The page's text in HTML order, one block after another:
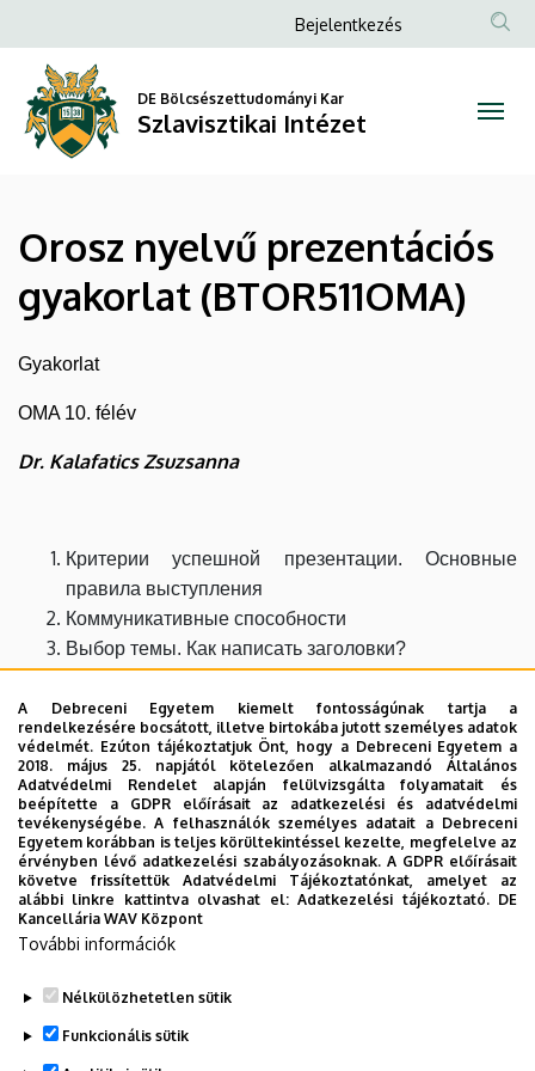
nyelvű
prezentációs
gyakorlat
(BTOR511OMA)
Szlavisztikai
Intézet
a
tartalomra
Anonim
fiók
menüje
Bejelentkezés
DE Bölcsészettudományi Kar
Szlavisztikai Intézet
Orosz nyelvű prezentációs
gyakorlat (BTOR511OMA)
Gyakorlat
OMA 10. félév
Dr. Kalafatics Zsuzsanna
Критерии успешной презентации. Основные
правила выступления
Коммуникативные способности
Выбор темы. Как написать заголовки?
внимания слушетелей.
Структура презентации. Создание слайд-шоу
Языковые средства
Подготовка к публичному выступлению
Коммуникация с аудиторией. Вопросы.
Эволючия презентатора
Презентация на уроках РКИ
Legutóbbi frissítés: 2025. 03. 02. 17:20
A Debreceni Egyetem kiemelt fontosságúnak tartja a
rendelkezésére bocsátott, illetve birtokába jutott személyes adatok
védelmét. Ezúton tájékoztatjuk Önt, hogy a Debreceni Egyetem a
2018. május 25. napjától kötelezően alkalmazandó Általános
Adatvédelmi Rendelet alapján felülvizsgálta folyamatait és
beépítette a GDPR előírásait az adatkezelési és adatvédelmi
tevékenységébe. A felhasználók személyes adatait a Debreceni
Egyetem korábban is teljes körültekintéssel kezelte, megfelelve az
érvényben lévő adatkezelési szabályozásoknak. A GDPR előírásait
követve frissítettük Adatvédelmi Tájékoztatónkat, amelyet az
alábbi linkre kattintva olvashat el:Adatkezelési tájékoztató. DE
Kancellária WAV Központ
További információk
Nélkülözhetetlen sütik
Funkcionális sütik